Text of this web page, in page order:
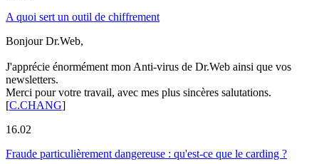
A quoi sert un outil de chiffrement
Bonjour Dr.Web,
J'apprécie énormément mon Anti-virus de Dr.Web ainsi que vos
newsletters.
Merci pour votre travail, avec mes plus sincères salutations.
[C.CHANG]
16.02
Fraude particulièrement dangereuse : qu'est-ce que le carding ?